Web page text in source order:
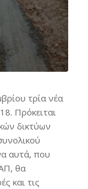
τρία νέα
Πρόκειται
δικτύων
αυτά, που
θα
και τις